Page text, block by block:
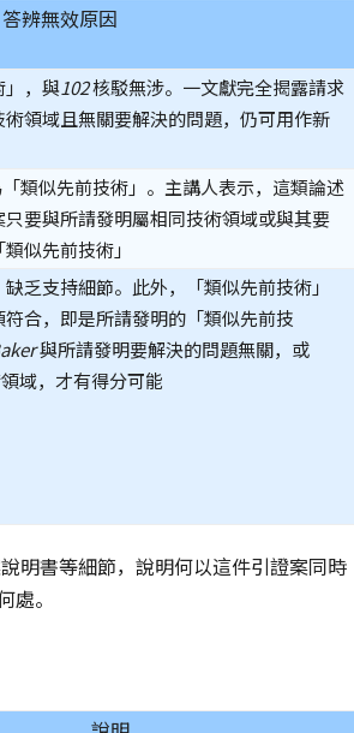
答辨無效原因
」，與102核駁無涉。一文獻完全揭露請求
領域且無關要解決的問題，仍可用作新
類似先前技術」。主講人表示，這類論述
要與所請發明屬相同技術領域或與其要
似先前技術」
乏支持細節。此外，「類似先前技術」
合，即是所請發明的「類似先前技
與所請發明要解決的問題無關，或
域，才有得分可能
明書等細節，說明何以這件引證案同時
。